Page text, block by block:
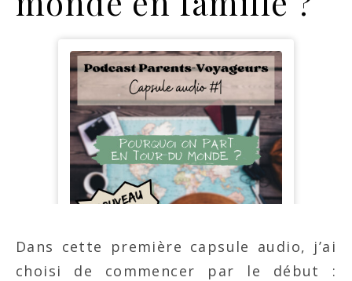
Dans cette première capsule audio, j’ai
choisi de commencer par le début :